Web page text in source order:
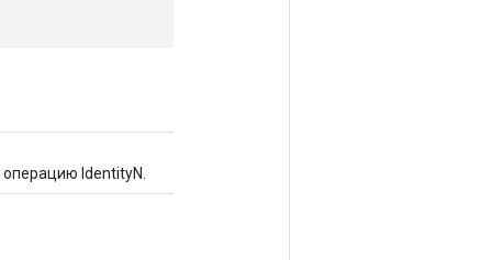
IdentityN.